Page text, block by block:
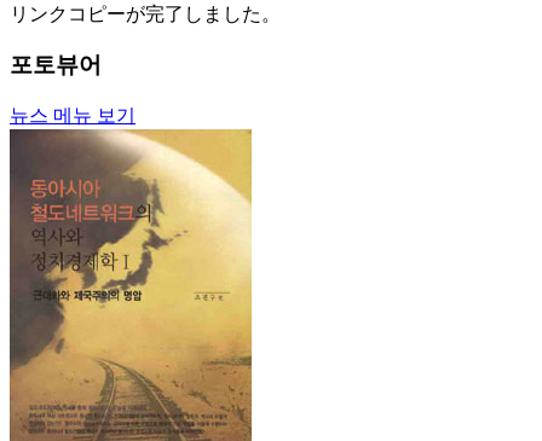
リンクコピーが完了しました。
포토뷰어
뉴스 메뉴 보기